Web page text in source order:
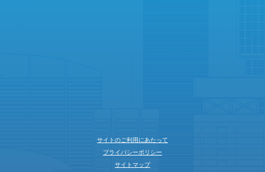
サイトのご利用にあたって
プライバシーポリシー
サイトマップ